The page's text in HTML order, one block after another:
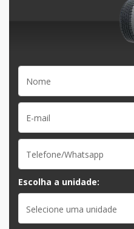
Escolha a unidade:
Selecione uma unidade